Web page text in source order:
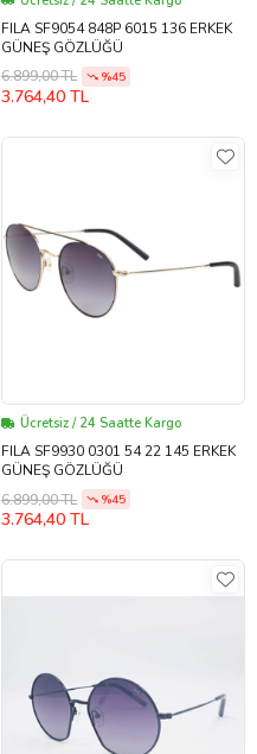
FILA SF9054 848P 6015 136 ERKEK
GÜNEŞ GÖZLÜĞÜ
6.899,00 TL
%45
3.764,40 TL
Ücretsiz / 24 Saatte Kargo
FILA SF9930 0301 54 22 145 ERKEK
GÜNEŞ GÖZLÜĞÜ
6.899,00 TL
%45
3.764,40 TL